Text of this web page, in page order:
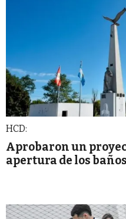
HCD:
Aprobaron un
apertura de los